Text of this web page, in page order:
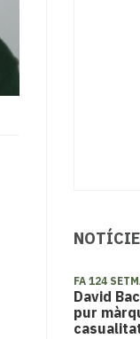
FA 124
David
pur